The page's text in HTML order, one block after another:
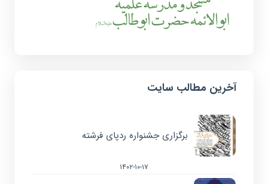
آخرین مطالب سایت
برگزاری جشنواره ردپای فرشته
۱۴۰۲-۱۰-۱۷